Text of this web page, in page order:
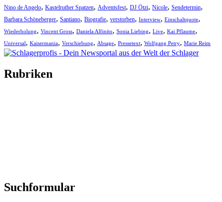
Nino de Angelo, Kastelruther Spatzen, Adventsfest, DJ Ötzi, Nicole, Sendetermin,
Barbara Schöneberger, Santiano, Biografie, verstorben, Interview, Einschaltquote,
Wiederholung, Vincent Gross, Daniela Alfinito, Sonia Liebing, Live, Kai Pflaume,
Universal, Kaisermania, Verschiebung, Absage, Pressetext, Wolfgang Petry, Marie Reim
Rubriken
Suchformular